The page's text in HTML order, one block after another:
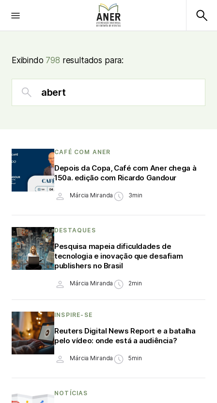
Exibindo 798 resultados para:
CAFÉ COM ANER
Depois da Copa, Café com Aner chega à
150a. edição com Ricardo Gandour
Márcia Miranda 3min
DESTAQUES
Pesquisa mapeia dificuldades de
tecnologia e inovação que desafiam
publishers no Brasil
Márcia Miranda 2min
INSPIRE-SE
Reuters Digital News Report e a batalha
pelo vídeo: onde está a audiência?
Márcia Miranda 5min
NOTÍCIAS